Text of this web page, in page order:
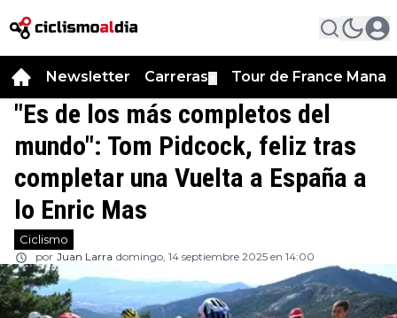
Newsletter Carreras Tour de France
"Es de los más completos del
mundo": Tom Pidcock, feliz tras
completar una Vuelta a España a
lo Enric Mas
Ciclismo
por Juan Larra domingo, 14 septiembre 2025 en 14:00